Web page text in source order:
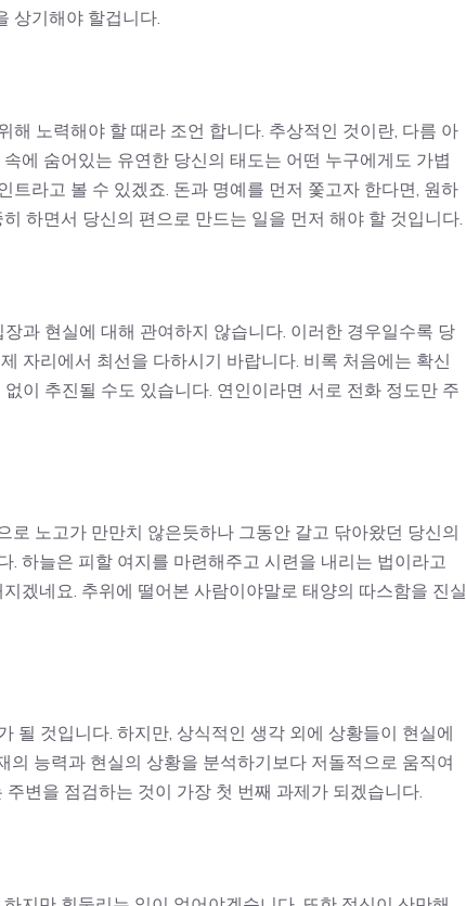
상기해야 할겁니다.
노력해야 할 때라 조언 합니다. 추상적인 것이란, 다름 아
에 숨어있는 유연한 당신의 태도는 어떤 누구에게도 가볍
라고 볼 수 있겠죠. 돈과 명예를 먼저 쫓고자 한다면, 원하
하면서 당신의 편으로 만드는 일을 먼저 해야 할 것입니다.
과 현실에 대해 관여하지 않습니다. 이러한 경우일수록 당
자리에서 최선을 다하시기 바랍니다. 비록 처음에는 확신
이 추진될 수도 있습니다. 연인이라면 서로 전화 정도만 주
노고가 만만치 않은듯하나 그동안 갈고 닦아왔던 당신의
하늘은 피할 여지를 마련해주고 시련을 내리는 법이라고
겠네요. 추위에 떨어본 사람이야말로 태양의 따스함을 진실
될 것입니다. 하지만, 상식적인 생각 외에 상황들이 현실에
능력과 현실의 상황을 분석하기보다 저돌적으로 움직여
변을 점검하는 것이 가장 첫 번째 과제가 되겠습니다.